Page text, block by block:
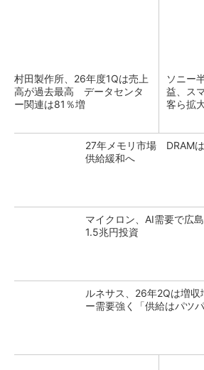
村田製作所、26年度1Qは売上
高が過去最高 データセンタ
ー関連は81％増
ソニー
益、ス
客ら拡
27年メモリ市場 DRAM
供給緩和へ
マイクロン、AI需要で広
1.5兆円投資
ルネサス、26年2Qは増
ー需要強く「供給はパツパ